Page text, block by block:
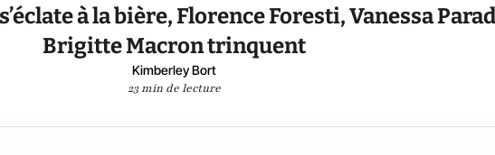
à la bière, Florence Foresti, Vanessa
Brigitte Macron trinquent
Kimberley Bort
23 min de lecture